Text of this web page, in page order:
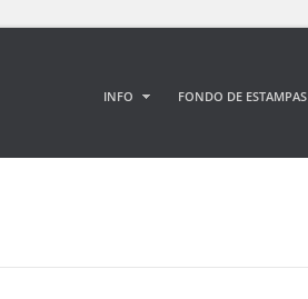
INFO FONDO DE ESTAMPAS